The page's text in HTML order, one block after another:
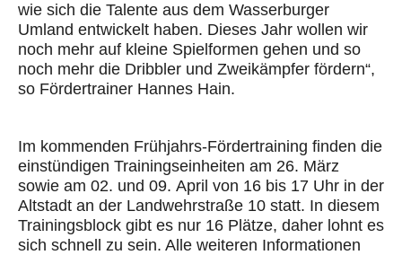
wie sich die Talente aus dem Wasserburger
Umland entwickelt haben. Dieses Jahr wollen wir
noch mehr auf kleine Spielformen gehen und so
noch mehr die Dribbler und Zweikämpfer fördern“,
so Fördertrainer Hannes Hain.
Im kommenden Frühjahrs-Fördertraining finden die
einstündigen Trainingseinheiten am 26. März
sowie am 02. und 09. April von 16 bis 17 Uhr in der
Altstadt an der Landwehrstraße 10 statt. In diesem
Trainingsblock gibt es nur 16 Plätze, daher lohnt es
sich schnell zu sein. Alle weiteren Informationen